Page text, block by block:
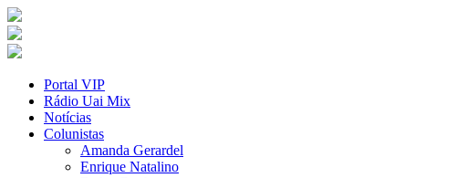
Portal VIP
Rádio Uai Mix
Notícias
Colunistas
Amanda Gerardel
Enrique Natalino